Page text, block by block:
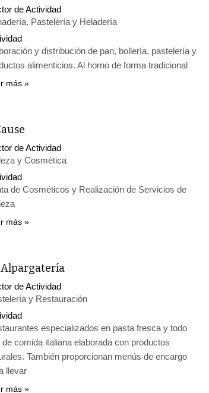
de Actividad
Pastelería y Heladería
y distribución de pan, bollería, pastelería y
alimenticios. Al horno de forma tradicional
más
de Actividad
y Cosmética
de Cosméticos y Realización de Servicios de
más
Alpargatería
de Actividad
y Restauración
especializados en pasta fresca y todo
de comida italiana elaborada con productos
También proporcionan menús de encargo
llevar
más